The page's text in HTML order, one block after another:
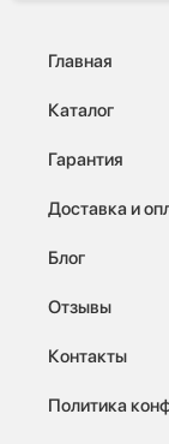
Главная
Каталог
Гарантия
Доставка и
Блог
Отзывы
Контакты
Политика